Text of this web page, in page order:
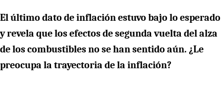
El último dato de inflación estuvo bajo lo esperado
y revela que los efectos de segunda vuelta del alza
de los combustibles no se han sentido aún. ¿Le
preocupa la trayectoria de la inflación?